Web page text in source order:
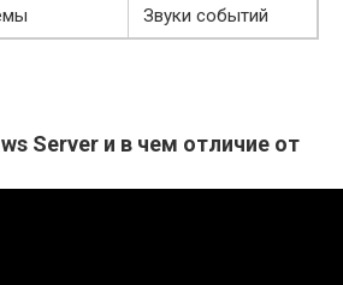
Звуки событий
Server и в чем отличие от